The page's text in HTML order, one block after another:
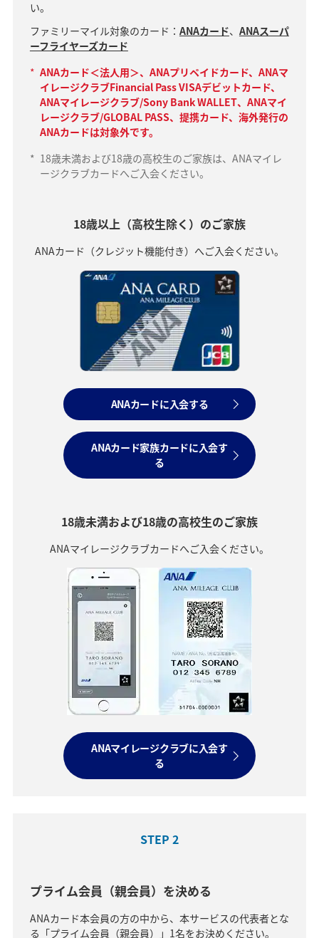
い。
ファミリーマイル対象のカード： ANAカード、 ANAスーパ
ーフライヤーズカード
* ANAカード＜法人用＞、ANAプリペイドカード、ANAマ
イレージクラブFinancial Pass VISAデビットカード、
ANAマイレージクラブ/Sony Bank WALLET、ANAマイ
レージクラブ/GLOBAL PASS、提携カード、海外発行の
ANAカードは対象外です。
* 18歳未満および18歳の高校生のご家族は、ANAマイレ
ージクラブカードへご入会ください。
18歳以上（高校生除く）のご家族
ANAカード（クレジット機能付き）へご入会ください。
ANAカードに入会する
ANAカード家族カードに入会す
る
18歳未満および18歳の高校生のご家族
ANAマイレージクラブカードへご入会ください。
ANAマイレージクラブに入会す
る
STEP 2
プライム会員（親会員）を決める
ANAカード本会員の方の中から、本サービスの代表者とな
る「プライム会員（親会員）」1名をお決めください。